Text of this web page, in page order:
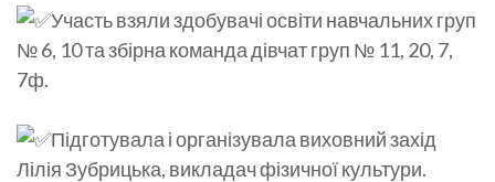
Участь взяли здобувачі освіти навчальних груп
№ 6, 10 та збірна команда дівчат груп № 11, 20, 7,
7ф.
Підготувала і організувала виховний захід
Лілія Зубрицька, викладач фізичної культури.